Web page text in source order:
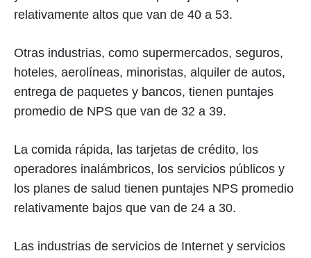
relativamente altos que van de 40 a 53.
Otras industrias, como supermercados, seguros,
hoteles, aerolíneas, minoristas, alquiler de autos,
entrega de paquetes y bancos, tienen puntajes
promedio de NPS que van de 32 a 39.
La comida rápida, las tarjetas de crédito, los
operadores inalámbricos, los servicios públicos y
los planes de salud tienen puntajes NPS promedio
relativamente bajos que van de 24 a 30.
Las industrias de servicios de Internet y servicios